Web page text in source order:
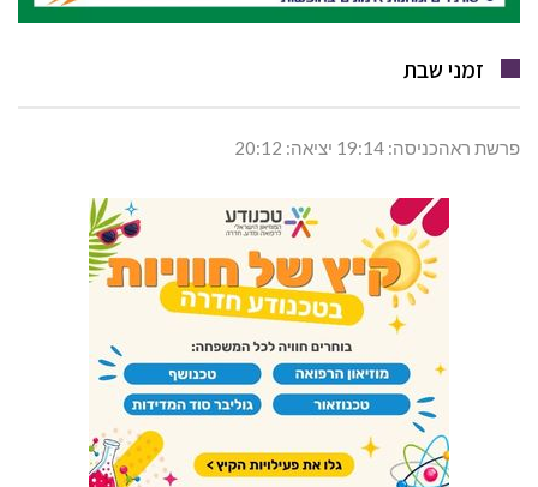
זמני שבת
פרשת ראהכניסה: 19:14 יציאה: 20:12